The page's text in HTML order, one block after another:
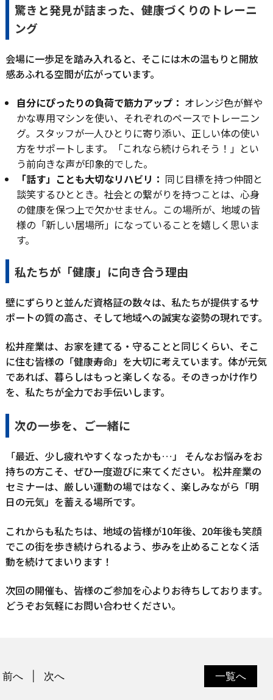
驚きと発見が詰まった、健康づくりのトレーニ
ング
会場に一歩足を踏み入れると、そこには木の温もりと開放
感あふれる空間が広がっています。
自分にぴったりの負荷で筋力アップ： オレンジ色が鮮や
かな専用マシンを使い、それぞれのペースでトレーニン
グ。スタッフが一人ひとりに寄り添い、正しい体の使い
方をサポートします。「これなら続けられそう！」とい
う前向きな声が印象的でした。
「話す」ことも大切なリハビリ： 同じ目標を持つ仲間と
談笑するひととき。社会との繋がりを持つことは、心身
の健康を保つ上で欠かせません。この場所が、地域の皆
様の「新しい居場所」になっていることを嬉しく思いま
す。
私たちが「健康」に向き合う理由
壁にずらりと並んだ資格証の数々は、私たちが提供するサ
ポートの質の高さ、そして地域への誠実な姿勢の現れです。
松井産業は、お家を建てる・守ることと同じくらい、そこ
に住む皆様の「健康寿命」を大切に考えています。体が元気
であれば、暮らしはもっと楽しくなる。そのきっかけ作り
を、私たちが全力でお手伝いします。
次の一歩を、ご一緒に
「最近、少し疲れやすくなったかも…」 そんなお悩みをお
持ちの方こそ、ぜひ一度遊びに来てください。 松井産業の
セミナーは、厳しい運動の場ではなく、楽しみながら「明
日の元気」を蓄える場所です。
これからも私たちは、地域の皆様が10年後、20年後も笑顔
でこの街を歩き続けられるよう、歩みを止めることなく活
動を続けてまいります！
次回の開催も、皆様のご参加を心よりお待ちしております。
どうぞお気軽にお問い合わせください。
一覧へ
前へ 次へ